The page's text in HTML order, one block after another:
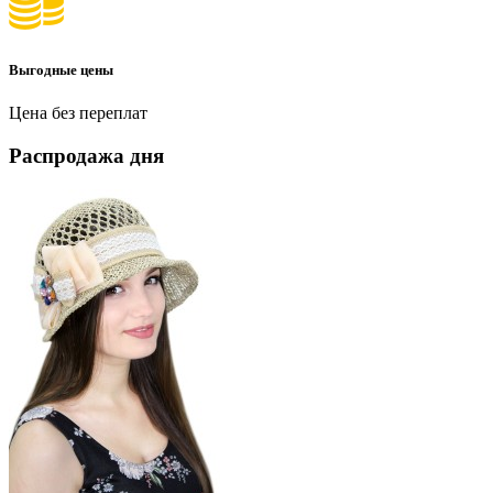
Выгодные цены
Цена без переплат
Распродажа дня